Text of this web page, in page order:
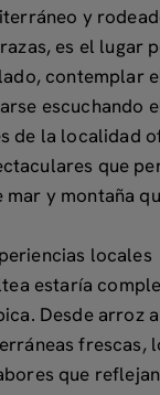
y
es el lugar
contemplar
escuchando
de la localidad
que
y montaña
locales
estaría
. Desde arroz
frescas,
que